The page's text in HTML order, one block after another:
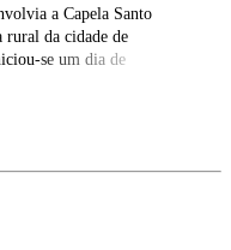
a Capela Santo
da cidade de
se um dia de